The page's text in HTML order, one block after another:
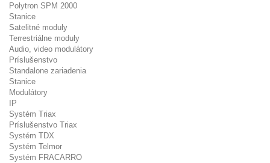
Polytron SPM 2000
Stanice
Satelitné moduly
Terrestriálne moduly
Audio, video modulátory
Príslušenstvo
Standalone zariadenia
Stanice
Modulátory
IP
Systém Triax
Príslušenstvo Triax
Systém TDX
Systém Telmor
Systém FRACARRO